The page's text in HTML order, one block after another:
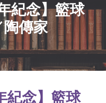
紀念】籃球
傳家
紀念】籃球